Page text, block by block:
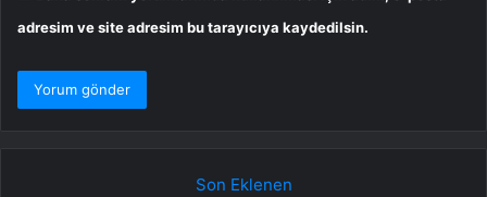
adresim ve site adresim bu tarayıcıya kaydedilsin.
Son Eklenen